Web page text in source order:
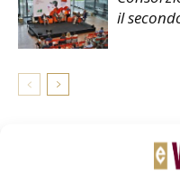
il
LASCIA UN COMMENTO